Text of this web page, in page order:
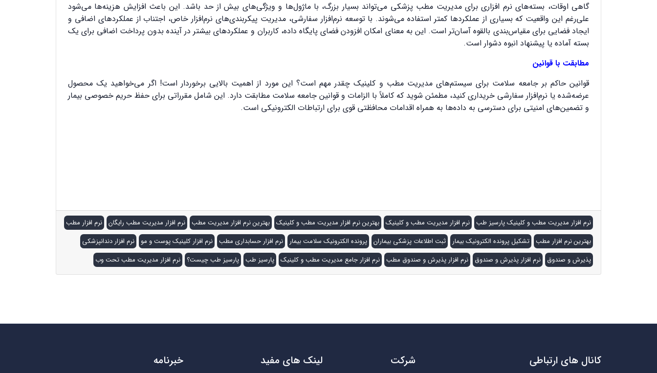
گاهی اوقات، بسته‌های نرم افزاری برای مدیریت مطب پزشکی می‌تواند بسیار بزرگ، با ماژول‌ها و ویژگی‌های بیش از حد باشد. این باعث افزایش هزینه‌ها می‌شود
علی‌رغم این واقعیت که بسیاری از عملکردها کمتر استفاده می‌شوند. با توسعه نرم‌افزار سفارشی، مدیریت پیکربندی‌های نرم‌افزار خاص، اجتناب از عملکردهای اضافی و
ایجاد فضایی برای مقیاس‌بندی بالقوه آسان‌تر است. این به معنای امکان افزودن فضای پایگاه داده، کاربران و عملکردهای بیشتر در آینده بدون پرداخت اضافی برای یک
بسته آماده یا پیشنهاد انبوه دشوار است.
مطابقت با قوانین
قوانین حاکم بر جامعه سلامت برای سیستم‌های مدیریت مطب و کلینیک چقدر مهم است؟ این مورد از اهمیت بالایی برخوردار است! اگر می‌خواهید یک محصول
عرضه‌شده یا نرم‌افزار سفارشی خریداری کنید، مطمئن شوید که کاملاً با الزامات و قوانین جامعه سلامت مطابقت دارد. این شامل مقرراتی برای حفظ حریم خصوصی بیمار
و تضمین‌های امنیتی برای دسترسی به داده‌ها به همراه اقدامات محافظتی قوی برای ارتباطات الکترونیکی است.
نرم افزار مدیریت مطب و کلینیک پارسیز طب نرم افزار مدیریت مطب و کلینیک بهترین نرم افزار مدیریت مطب و کلینیک بهترین نرم افزار مدیریت مطب نرم افزار مدیریت مطب رایگان
نرم افزار مطب
بهترین نرم افزار مطب
تشکیل پرونده الکترونیک بیمار ثبت اطلاعات پزشکی بیماران پرونده الکترونیک سلامت بیمار نرم افزار حسابداری مطب نرم افزار کلینیک پوست و مو
نرم افزار دندانپزشکی
پذیرش و صندوق
نرم افزار پذیرش و صندوق نرم افزار پذیرش و صندوق مطب نرم افزار جامع مدیریت مطب و کلینیک پارسیز طب پارسیز طب چیست؟ نرم افزار مدیریت مطب تحت وب
کانال های ارتباطی شرکت لینک های مفید خبرنامه